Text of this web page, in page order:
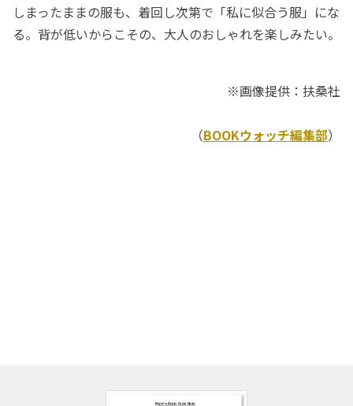
しまったままの服も、着回し次第で「私に似合う服」にな
る。背が低いからこその、大人のおしゃれを楽しみたい。
※画像提供：扶桑社
（BOOKウォッチ編集部）